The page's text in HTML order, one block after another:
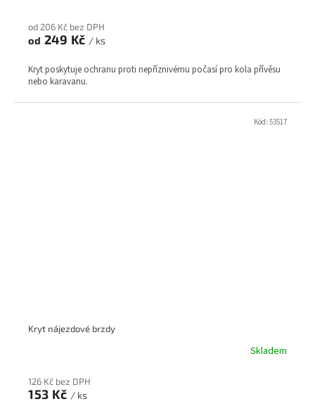
od 206 Kč bez DPH
od 249 Kč / ks
Kryt poskytuje ochranu proti nepříznivému počasí pro kola přívěsu
nebo karavanu.
Kryt nájezdové brzdy
Skladem
126 Kč bez DPH
153 Kč / ks
Kód: 53517